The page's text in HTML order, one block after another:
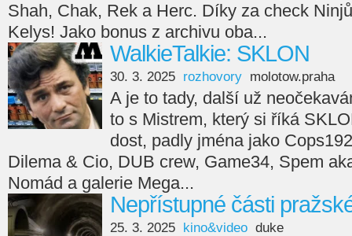
Shah, Chak, Rek a Herc. Díky za check
Kelys! Jako bonus z archivu oba...
WalkieTalkie: SKLON
30. 3. 2025 rozhovory molotow.praha
A je to tady, další už
to s Mistrem, který si říká
dost, padly jména jako
Dilema & Cio, DUB crew, Game34, Spem
Nomád a galerie Mega...
Nepřístupné části
25. 3. 2025 kino&video duke